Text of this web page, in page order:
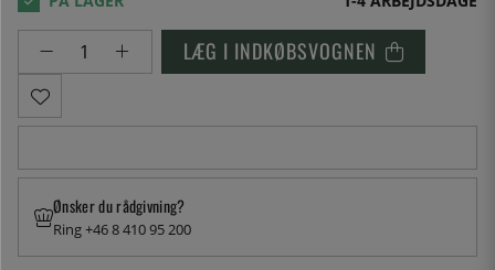
LÆG I INDKØBSVOGNEN
Ønsker du rådgivning?
Ring +46 8 410 95 200